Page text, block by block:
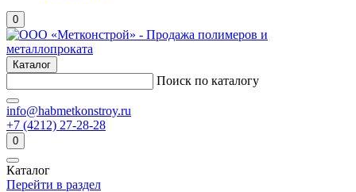
0
Каталог
Поиск по каталогу
info@habmetkonstroy.ru
+7 (4212) 27-28-28
0
Каталог
Перейти в раздел